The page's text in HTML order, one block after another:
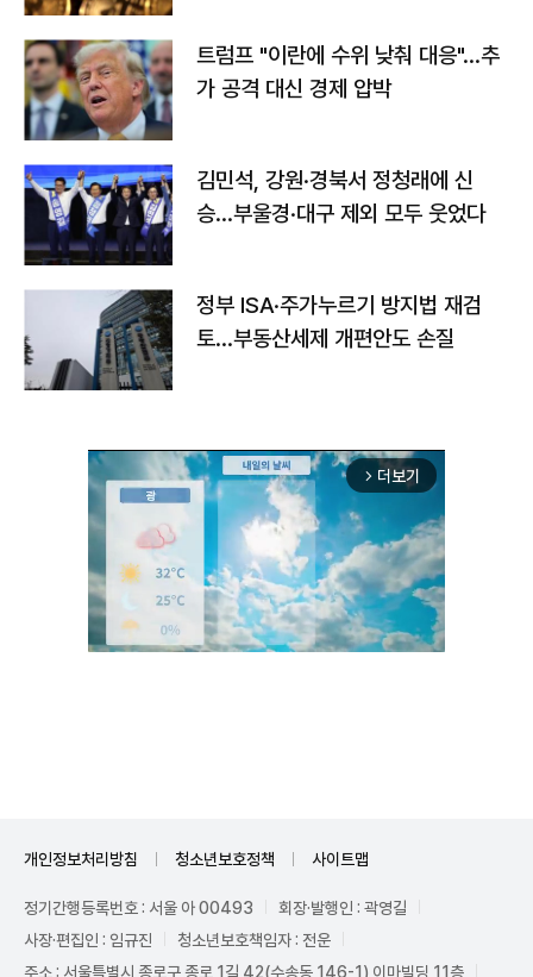
트럼프 "이란에 수위 낮춰 대응"…추
가 공격 대신 경제 압박
김민석, 강원·경북서 정청래에 신
승…부울경·대구 제외 모두 웃었다
정부 ISA·주가누르기 방지법 재검
토…부동산세제 개편안도 손질
arrow_forward_ios 더보기
개인정보처리방침 청소년보호정책 사이트맵
정기간행등록번호 : 서울 아 00493
회장·발행인 : 곽영길
사장·편집인 : 임규진
청소년보호책임자 : 전운
주소 : 서울특별시 종로구 종로 1길 42(수송동 146-1) 이마빌딩 11층